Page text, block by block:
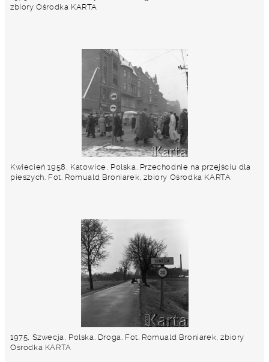
zbiory Ośrodka KARTA
Kwiecień 1958, Katowice, Polska. Przechodnie na przejściu dla
pieszych. Fot. Romuald Broniarek, zbiory Ośrodka KARTA
1975, Szwecja, Polska. Droga. Fot. Romuald Broniarek, zbiory
Ośrodka KARTA